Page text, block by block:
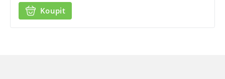
Koupit